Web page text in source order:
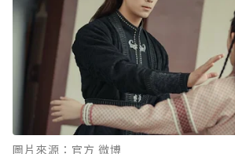
圖片來源：官方 微博